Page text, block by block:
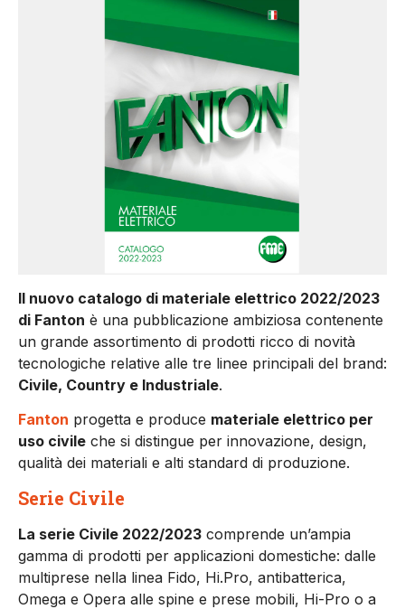
Il nuovo catalogo di materiale elettrico 2022/2023
di Fanton è una pubblicazione ambiziosa contenente
un grande assortimento di prodotti ricco di novità
tecnologiche relative alle tre linee principali del brand:
Civile, Country e Industriale.
Fanton progetta e produce materiale elettrico per
uso civile che si distingue per innovazione, design,
qualità dei materiali e alti standard di produzione.
Serie Civile
La serie Civile 2022/2023 comprende un’ampia
gamma di prodotti per applicazioni domestiche: dalle
multiprese nella linea Fido, Hi.Pro, antibatterica,
Omega e Opera alle spine e prese mobili, Hi-Pro o a